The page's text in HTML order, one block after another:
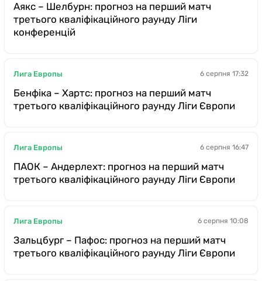
Аякс – Шелбурн: прогноз на перший матч
третього кваліфікаційного раунду Ліги
конференцій
Лига Европы 6 серпня 17:32
Бенфіка – Хартс: прогноз на перший матч
третього кваліфікаційного раунду Ліги Європи
Лига Европы 6 серпня 16:47
ПАОК – Андерлехт: прогноз на перший матч
третього кваліфікаційного раунду Ліги Європи
Лига Европы 6 серпня 10:08
Зальцбург – Пафос: прогноз на перший матч
третього кваліфікаційного раунду Ліги Європи